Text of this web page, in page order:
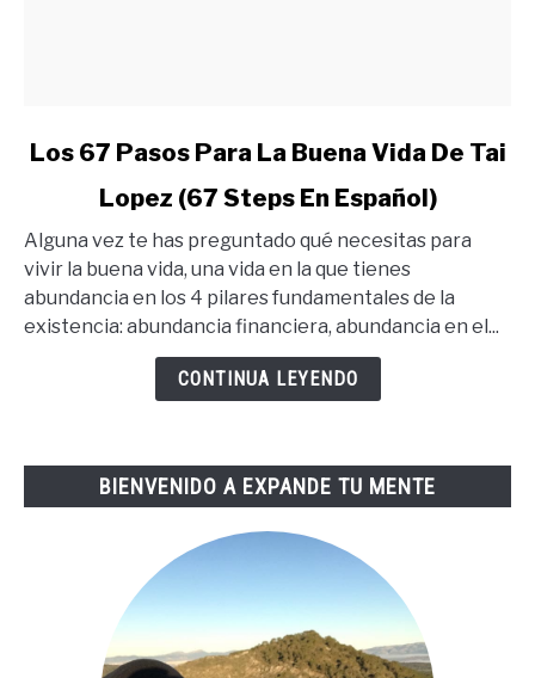
link
67
Pasos
Para
Steps
Los 67 Pasos Para La Buena Vida De Tai
Lopez (67 Steps En Español)
Alguna vez te has preguntado qué necesitas para
vivir la buena vida, una vida en la que tienes
abundancia en los 4 pilares fundamentales de la
existencia: abundancia financiera, abundancia en el...
CONTINUA LEYENDO
BIENVENIDO A EXPANDE TU MENTE